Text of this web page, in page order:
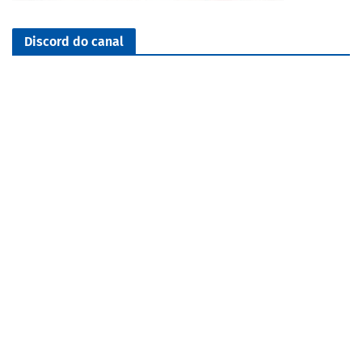
Discord do canal